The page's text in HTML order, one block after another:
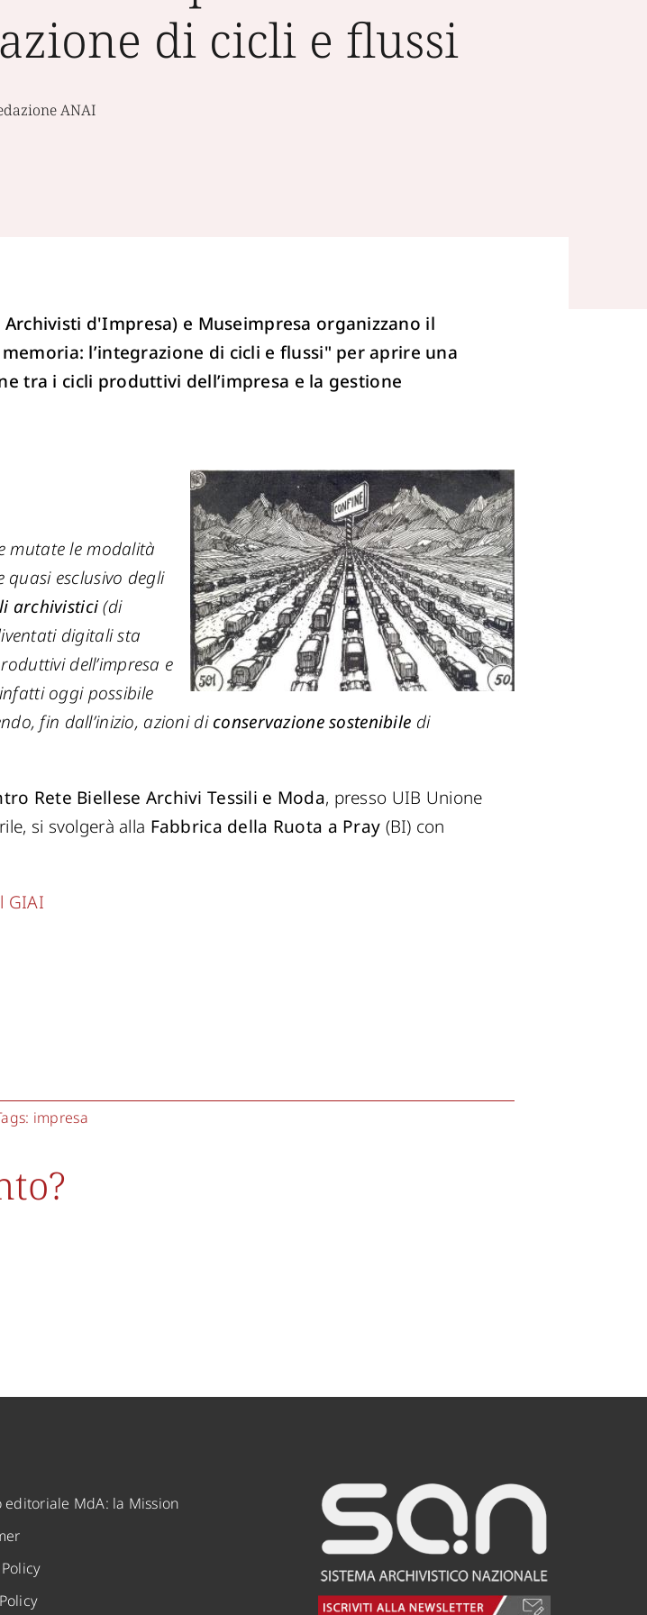
di cicli e flussi
ANAI
d'Impresa) e Museimpresa organizzano il
l’integrazione di cicli e flussi" per aprire una
tra i cicli produttivi dell’impresa e la gestione
mutate le modalità
esclusivo degli
archivistici(di
digitali sta
dell’impresa e
oggi possibile
fin dall’inizio, azioni diconservazione sostenibile di
Rete Biellese Archivi Tessili e Moda, presso UIB Unione
si svolgerà alla Fabbrica della Ruota a Pray (BI) con
GIAI
impresa
editoriale MdA: la Mission